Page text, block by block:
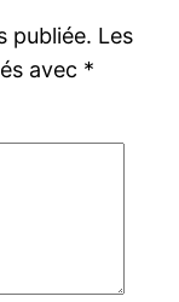
publiée. Les
avec *